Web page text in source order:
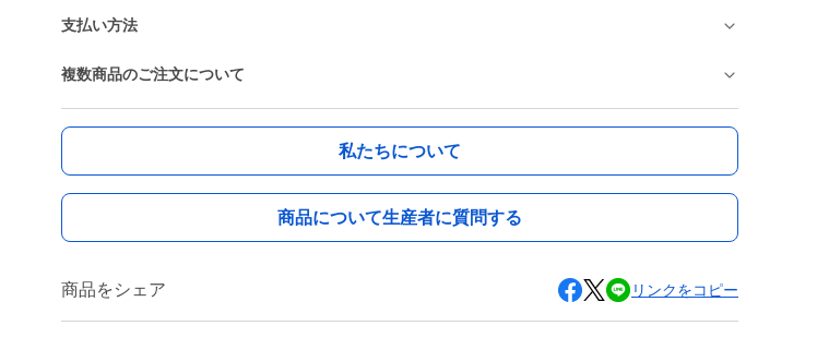
支払い方法
複数商品のご注文について
私たちについて
商品について生産者に質問する
商品をシェア リンクをコピー